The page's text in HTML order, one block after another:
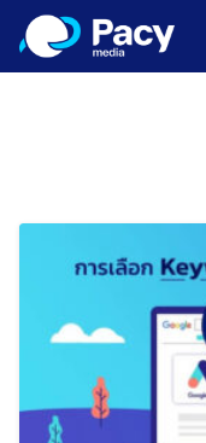
Skip
content